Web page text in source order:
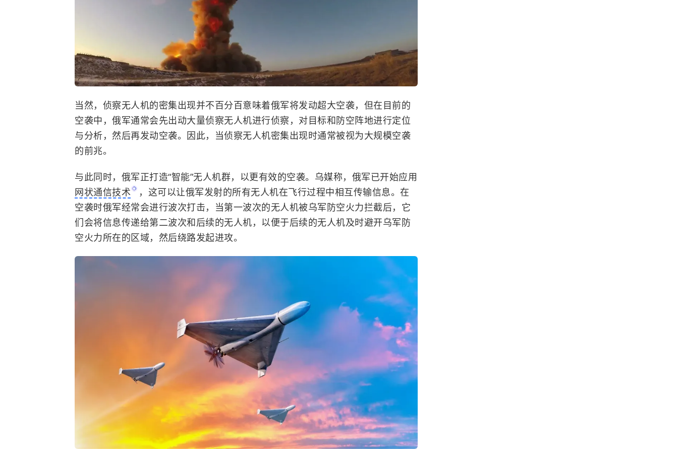
当然，侦察无人机的密集出现并不百分百意味着俄军将发动超大空袭，但在目前的
空袭中，俄军通常会先出动大量侦察无人机进行侦察，对目标和防空阵地进行定位
与分析，然后再发动空袭。因此，当侦察无人机密集出现时通常被视为大规模空袭
的前兆。
与此同时，俄军正打造“智能”无人机群，以更有效的空袭。乌媒称，俄军已开始应用
网状通信技术
，这可以让俄军发射的所有无人机在飞行过程中相互传输信息。在
空袭时俄军经常会进行波次打击，当第一波次的无人机被乌军防空火力拦截后，它
们会将信息传递给第二波次和后续的无人机，以便于后续的无人机及时避开乌军防
空火力所在的区域，然后绕路发起进攻。